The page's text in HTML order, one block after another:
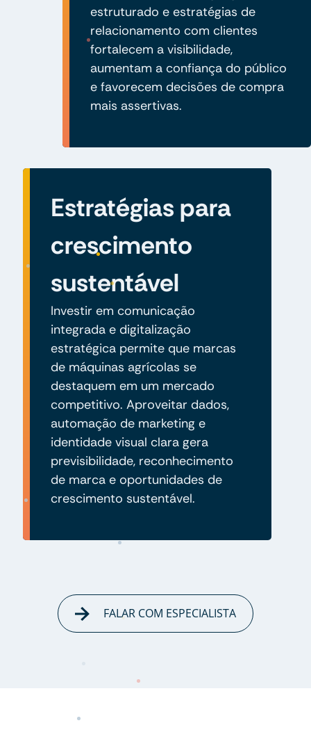
estruturado e estratégias de
relacionamento com clientes
fortalecem a visibilidade,
aumentam a confiança do público
e favorecem decisões de compra
mais assertivas.
Estratégias para
crescimento
sustentável
Investir em comunicação
integrada e digitalização
estratégica permite que marcas
de máquinas agrícolas se
destaquem em um mercado
competitivo. Aproveitar dados,
automação de marketing e
identidade visual clara gera
previsibilidade, reconhecimento
de marca e oportunidades de
crescimento sustentável.
FALAR COM ESPECIALISTA